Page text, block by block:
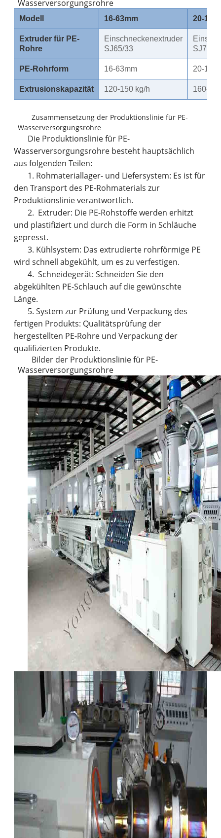
Wasserversorgungsrohre
Modell 16-63mm 20-
Extruder für PE-
Rohre
Einschneckenextruder
SJ65/33
SJ75/
PE-Rohrform 16-63mm 20-
Extrusionskapazität 120-150 kg/h 160-
Zusammensetzung der Produktionslinie für PE-
Wasserversorgungsrohre
Die Produktionslinie für PE-
Wasserversorgungsrohre besteht hauptsächlich
aus folgenden Teilen:
1. Rohmateriallager- und Liefersystem: Es ist für
den Transport des PE-Rohmaterials zur
Produktionslinie verantwortlich.
2. Extruder: Die PE-Rohstoffe werden erhitzt
und plastifiziert und durch die Form in Schläuche
gepresst.
3. Kühlsystem: Das extrudierte rohrförmige PE
wird schnell abgekühlt, um es zu verfestigen.
4. Schneidegerät: Schneiden Sie den
abgekühlten PE-Schlauch auf die gewünschte
Länge.
5. System zur Prüfung und Verpackung des
fertigen Produkts: Qualitätsprüfung der
hergestellten PE-Rohre und Verpackung der
qualifizierten Produkte.
Bilder der Produktionslinie für PE-
Wasserversorgungsrohre